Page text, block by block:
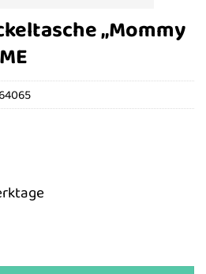
„Mommy